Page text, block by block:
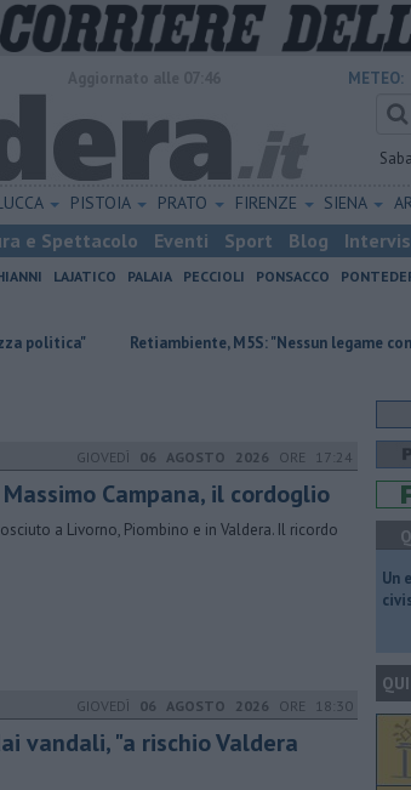
METEO:
PISTOIA PRATO FIRENZE SIENA
e Spettacolo Eventi Sport Blog
LAJATICO PALAIA PECCIOLI PONSACCO
Retiambiente, M5S: "Nessun legame con Giacetti"
GIOVEDÌ 06 AGOSTO 2026 ORE 17:24
Campana, il cordoglio
a Livorno, Piombino e in Valdera. Il ricordo
GIOVEDÌ 06 AGOSTO 2026 ORE 18:30
vandali, "a rischio Valdera
​Un
QUI